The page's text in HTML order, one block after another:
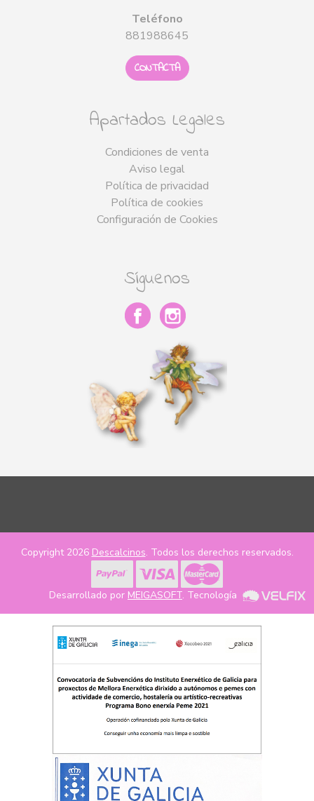
Teléfono
881988645
CONTACTA
Apartados Legales
Condiciones de venta
Aviso legal
Política de privacidad
Política de cookies
Configuración de Cookies
Síguenos
Copyright 2026 Descalcinos. Todos los derechos reservados.
Desarrollado por MEIGASOFT. Tecnología